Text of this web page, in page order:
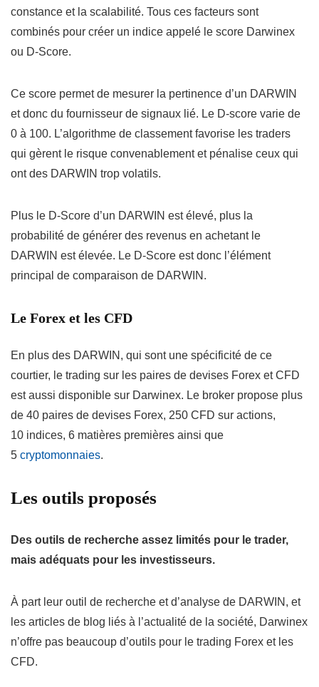
constance et la scalabilité. Tous ces facteurs sont
combinés pour créer un indice appelé le score Darwinex
ou D-Score.
Ce score permet de mesurer la pertinence d’un DARWIN
et donc du fournisseur de signaux lié. Le D-score varie de
0 à 100. L’algorithme de classement favorise les traders
qui gèrent le risque convenablement et pénalise ceux qui
ont des DARWIN trop volatils.
Plus le D-Score d’un DARWIN est élevé, plus la
probabilité de générer des revenus en achetant le
DARWIN est élevée. Le D-Score est donc l’élément
principal de comparaison de DARWIN.
Le Forex et les CFD
En plus des DARWIN, qui sont une spécificité de ce
courtier, le trading sur les paires de devises Forex et CFD
est aussi disponible sur Darwinex. Le broker propose plus
de 40 paires de devises Forex, 250 CFD sur actions,
10 indices, 6 matières premières ainsi que
5 cryptomonnaies.
Les outils proposés
Des outils de recherche assez limités pour le trader,
mais adéquats pour les investisseurs.
À part leur outil de recherche et d’analyse de DARWIN, et
les articles de blog liés à l’actualité de la société, Darwinex
n’offre pas beaucoup d’outils pour le trading Forex et les
CFD.